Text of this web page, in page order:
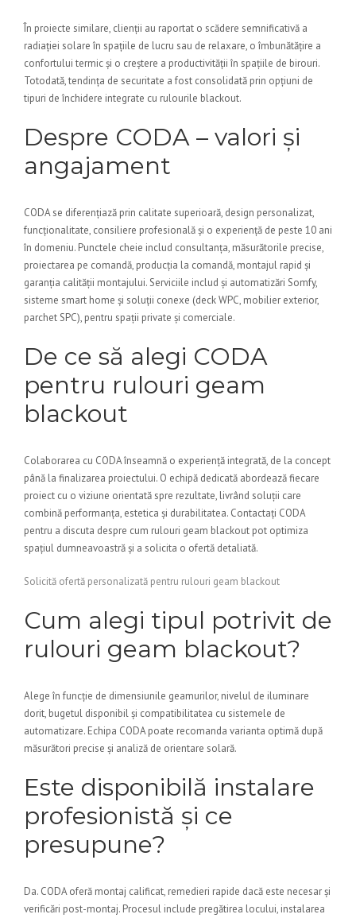
În proiecte similare, clienții au raportat o scădere semnificativă a
radiației solare în spațiile de lucru sau de relaxare, o îmbunătățire a
confortului termic și o creștere a productivității în spațiile de birouri.
Totodată, tendința de securitate a fost consolidată prin opțiuni de
tipuri de închidere integrate cu rulourile blackout.
Despre CODA – valori și
angajament
CODA se diferențiază prin calitate superioară, design personalizat,
funcționalitate, consiliere profesională și o experiență de peste 10 ani
în domeniu. Punctele cheie includ consultanța, măsurătorile precise,
proiectarea pe comandă, producția la comandă, montajul rapid și
garanția calității montajului. Serviciile includ și automatizări Somfy,
sisteme smart home și soluții conexe (deck WPC, mobilier exterior,
parchet SPC), pentru spații private și comerciale.
De ce să alegi CODA
pentru rulouri geam
blackout
Colaborarea cu CODA înseamnă o experiență integrată, de la concept
până la finalizarea proiectului. O echipă dedicată abordează fiecare
proiect cu o viziune orientată spre rezultate, livrând soluții care
combină performanța, estetica și durabilitatea. Contactați CODA
pentru a discuta despre cum rulouri geam blackout pot optimiza
spațiul dumneavoastră și a solicita o ofertă detaliată.
Solicită ofertă personalizată pentru rulouri geam blackout
Cum alegi tipul potrivit de
rulouri geam blackout?
Alege în funcție de dimensiunile geamurilor, nivelul de iluminare
dorit, bugetul disponibil și compatibilitatea cu sistemele de
automatizare. Echipa CODA poate recomanda varianta optimă după
măsurători precise și analiză de orientare solară.
Este disponibilă instalare
profesionistă și ce
presupune?
Da. CODA oferă montaj calificat, remedieri rapide dacă este necesar și
verificări post-montaj. Procesul include pregătirea locului, instalarea